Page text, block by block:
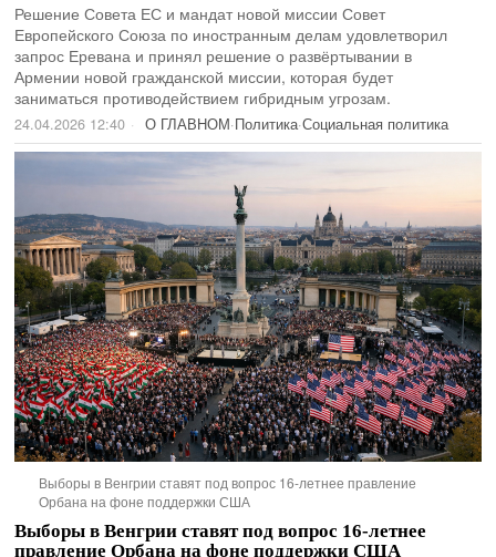
Решение Совета ЕС и мандат новой миссии Совет
Европейского Союза по иностранным делам удовлетворил
запрос Еревана и принял решение о развёртывании в
Армении новой гражданской миссии, которая будет
заниматься противодействием гибридным угрозам.
24.04.2026 12:40 О ГЛАВНОМ·Политика·Социальная политика
Выборы в Венгрии ставят под вопрос 16-летнее правление
Орбана на фоне поддержки США
Выборы в Венгрии ставят под вопрос 16-летнее
правление Орбана на фоне поддержки США